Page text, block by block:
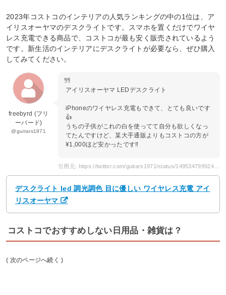
2023年コストコのインテリアの人気ランキングの中の1位は、ア
イリスオーヤマのデスクライトです。スマホを置くだけでワイヤ
レス充電できる商品で、コストコが最も安く販売されているよう
です。新生活のインテリアにデスクライトが必要なら、ぜひ購入
してみてください。
freebyrd (フリ
ーバード)
@guitars1971
アイリスオーヤマ LEDデスクライト
iPhoneのワイヤレス充電もできて、とても良いです
👍
うちの子供がこれの白を使ってて自分も欲しくなっ
てたんですけど、某大手通販よりもコストコの方が
¥1,000ほど安かったです‼️
引用元: https://twitter.com/guitars1971/status/1495347999249412097
デスクライト led 調光調色 目に優しい ワイヤレス充電 アイ
リスオーヤマ
コストコでおすすめしない日用品・雑貨は？
( 次のページへ続く )